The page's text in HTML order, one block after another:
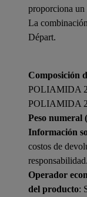
proporciona un
La
Départ.
Composición
POLIAMIDA
POLIAMIDA
Peso numeral
Información
costos de
responsabilidad.
Operador
del producto: